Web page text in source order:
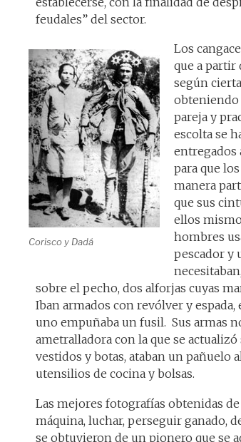
feudales” del sector.
Corisco y Dadá
Los
que a partir
según
obteniendo
pareja y
escolta se
entregados
para que
manera
que sus
ellos
hombres
pescador y
sobre el pecho, dos alforjas cuyas
Iban armados con revólver y espada,
uno empuñaba un fusil. Sus armas
ametralladora con la que se
vestidos y botas, ataban un pañuelo
utensilios de cocina y bolsas.
Las mejores fotografías obtenidas
máquina, luchar, perseguir ganado,
se obtuvieron de un pionero que se